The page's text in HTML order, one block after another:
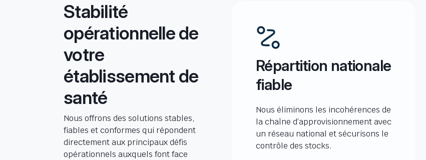
Stabilité
opérationnelle de
votre
établissement de
santé
Nous offrons des solutions stables,
fiables et conformes qui répondent
directement aux principaux défis
opérationnels auxquels font face
Répartition nationale
fiable
Nous éliminons les incohérences de
la chaîne d’approvisionnement avec
un réseau national et sécurisons le
contrôle des stocks.